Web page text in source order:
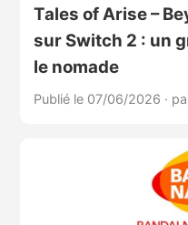
Tales of Arise –
sur Switch 2 : un
le nomade
Publié le 07/06/2026 ·